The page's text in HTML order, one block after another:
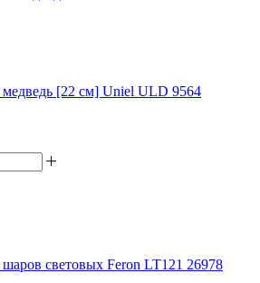
медведь [22 см] Uniel ULD 9564